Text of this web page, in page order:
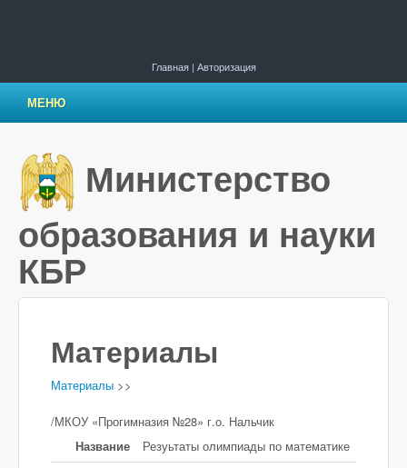
Главная| Авторизация
МЕНЮ
Министерство
образования и науки
КБР
Материалы
Материалы >>
/МКОУ «Прогимназия №28» г.о. Нальчик
Название
Резуьтаты олимпиады по математике